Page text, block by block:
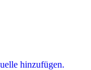
hinzufügen.